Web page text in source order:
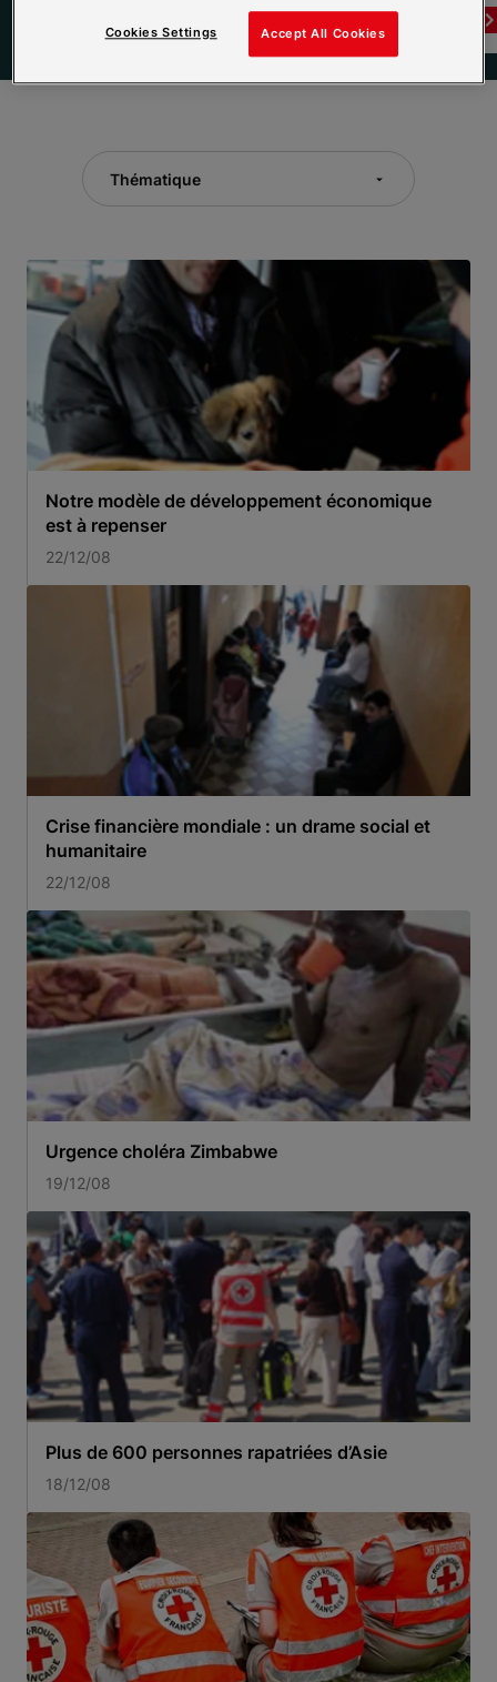
Thématique
Notre modèle de développement économique
est à repenser
22/12/08
Crise financière mondiale : un drame social et
humanitaire
22/12/08
Urgence choléra Zimbabwe
19/12/08
Plus de 600 personnes rapatriées d’Asie
18/12/08
Accept All Cookies
Cookies Settings